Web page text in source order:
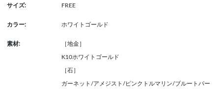
サイズ: FREE
カラー: ホワイトゴールド
素材: ［地金］
K10ホワイトゴールド
［石］
ガーネット/アメジスト/ピンクトルマリン/ブルートパー